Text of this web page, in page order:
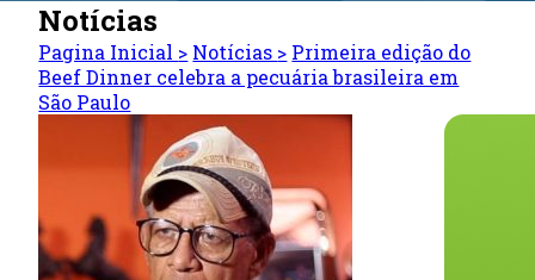
Notícias
Pagina Inicial > Notícias > Primeira edição do
Beef Dinner celebra a pecuária brasileira em
São Paulo